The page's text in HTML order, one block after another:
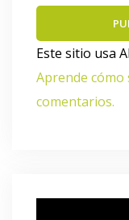
Este sitio usa
Aprende cómo
comentarios.